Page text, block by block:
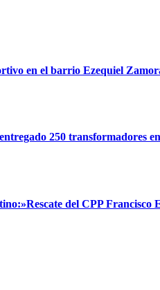
en el barrio Ezequiel
250 transformadores
del CPP Francisco